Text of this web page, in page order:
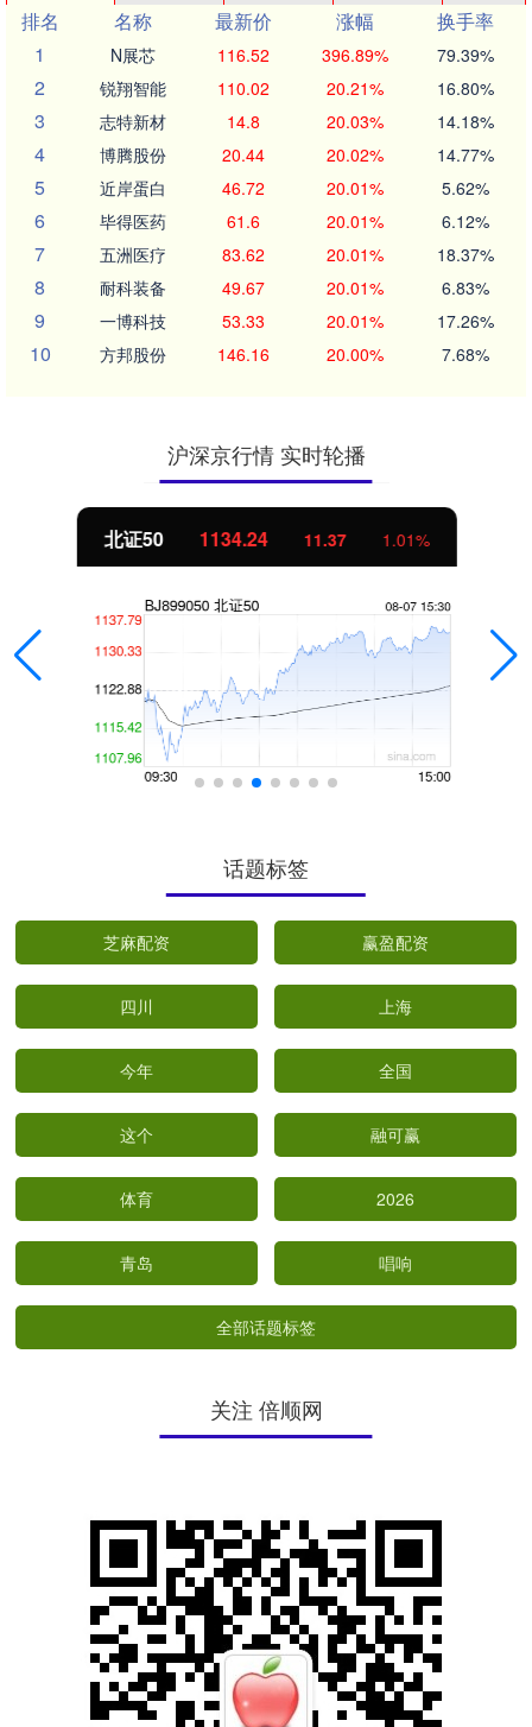
排名
名称 最新价 涨幅
换手率
1
N展芯 116.52 396.89% 79.39%
2 锐翔智能 110.02 20.21% 16.80%
3 志特新材 14.8 20.03% 14.18%
4 博腾股份 20.44 20.02% 14.77%
5 近岸蛋白 46.72 20.01% 5.62%
6 毕得医药 61.6 20.01% 6.12%
7 五洲医疗 83.62 20.01% 18.37%
8 耐科装备 49.67 20.01% 6.83%
9 一博科技 53.33 20.01% 17.26%
10 方邦股份 146.16 20.00% 7.68%
沪深京行情 实时轮播
北证50 1134.24 11.37 1.01%
话题标签
芝麻配资 赢盈配资
四川 上海
今年 全国
这个 融可赢
体育 2026
青岛 唱响
全部话题标签
关注 倍顺网